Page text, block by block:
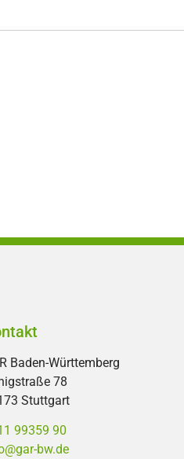
Baden-Württemberg
78
Stuttgart
99359 90
bw.de